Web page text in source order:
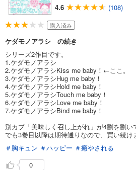
4.6
(108)
購入済み
ケダモノアラシ の続き
シリーズ2作目です。
1.ケダモノアラシ
2.ケダモノアラシKiss me baby！←ここ。
3.ケダモノアラシHug me baby！
4.ケダモノアラシHold me baby！
5.ケダモノアラシTouch me baby！
6.ケダモノアラシLove me baby！
7.ケダモノアラシBind me baby！
別カプ「美味しく召し上がれ」が4割を割い
でも3巻目以降は期待通りなので、買い続け
＃胸キュン ＃ハッピー ＃癒やされる
0